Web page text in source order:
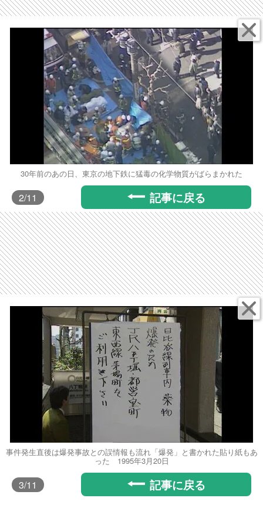
30年前のあの日、東京の地下鉄に猛毒の化学物質がばらまかれた
2/11 記事に戻る
事件発生直後は爆発事故との誤情報も流れ「爆発」と書かれた貼り紙もあ
った 1995年3月20日
3/11 記事に戻る